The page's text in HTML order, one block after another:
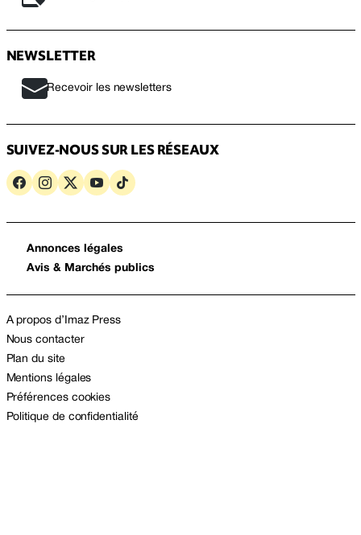
NEWSLETTER
Recevoir les newsletters
SUIVEZ-NOUS SUR LES RÉSEAUX
Annonces légales
Avis & Marchés publics
A propos d’Imaz Press
Nous contacter
Plan du site
Mentions légales
Préférences cookies
Politique de confidentialité